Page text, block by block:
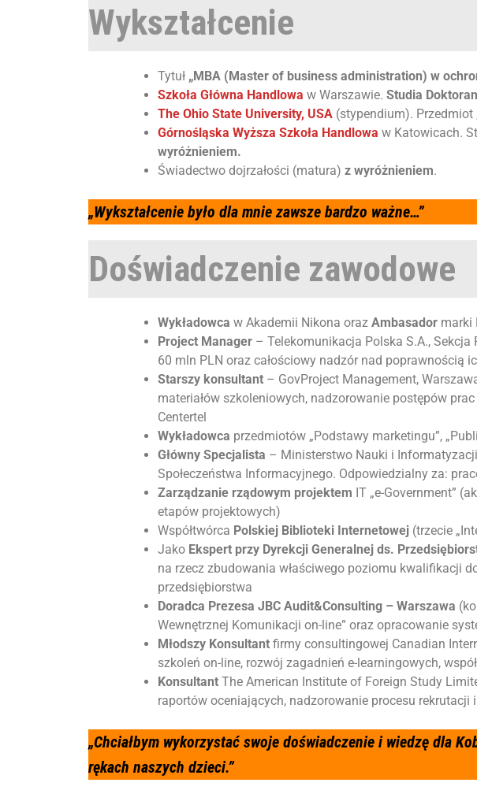
Wykształcenie
Tytuł „MBA (Master of business administration) w
Szkoła Główna Handlowa w Warszawie. Studia
The Ohio State University, USA (stypendium). Przedmiot
Górnośląska Wyższa Szkoła Handlowa w Katowicach.
wyróżnieniem.
Świadectwo dojrzałości (matura) z wyróżnieniem.
„Wykształcenie było dla mnie zawsze bardzo ważne…”
Doświadczenie zawodowe
Wykładowca w Akademii Nikona oraz Ambasador marki
Project Manager – Telekomunikacja Polska S.A.,
60 mln PLN oraz całościowy nadzór nad poprawnością
Starszy konsultant – GovProject Management,
materiałów szkoleniowych, nadzorowanie postępów
Centertel
Wykładowca przedmiotów „Podstawy marketingu”,
Główny Specjalista – Ministerstwo Nauki i Informatyzacji
Społeczeństwa Informacyjnego. Odpowiedzialny za:
Zarządzanie rządowym projektem IT „e-Government”
etapów projektowych)
Współtwórca Polskiej Biblioteki Internetowej (trzecie
Jako Ekspert przy Dyrekcji Generalnej ds.
na rzecz zbudowania właściwego poziomu kwalifikacji
przedsiębiorstwa
Doradca Prezesa JBC Audit&Consulting – Warszawa
Wewnętrznej Komunikacji on-line” oraz opracowanie
Młodszy Konsultant firmy consultingowej Canadian
szkoleń on-line, rozwój zagadnień e-learningowych,
Konsultant The American Institute of Foreign Study
raportów oceniających, nadzorowanie procesu rekrutacji
„Chciałbym wykorzystać swoje doświadczenie i wiedzę dla
rękach naszych dzieci.”